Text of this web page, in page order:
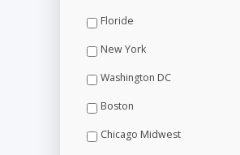
Floride
New York
Washington DC
Boston
Chicago Midwest